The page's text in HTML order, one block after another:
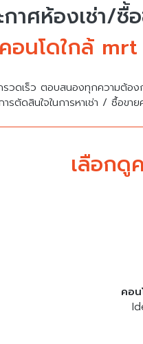
าศห้องเช่า/ซื้
คอนโดใกล้ mrt
วดเร็ว ตอบสนองทุกความต้อ
ารตัดสินใจในการหาเช่า / ซื้อข
เลือกดู
คอ